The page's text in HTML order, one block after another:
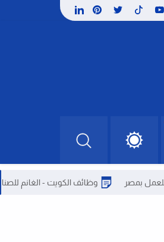
وظائف الكويت - الغانم للصناعات تطلب